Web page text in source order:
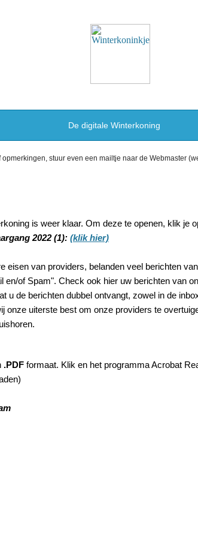
De digitale Winterkoning
opmerkingen, stuur even een mailtje naar de Webmaster
is weer klaar. Om deze te openen, klik je
2022 (1): (klik hier)
eisen van providers, belanden veel berichten
en/of Spam". Check ook hier uw berichten van
u de berichten dubbel ontvangt, zowel in de
onze uiterste best om onze providers te
.PDF formaat. Klik en het programma Acrobat